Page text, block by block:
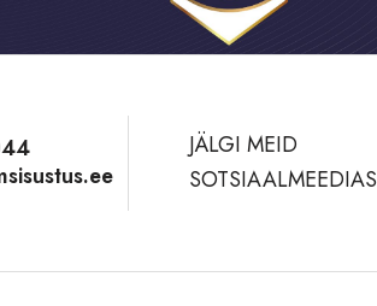
JÄLGI MEID
SOTSIAALMEEDIAS